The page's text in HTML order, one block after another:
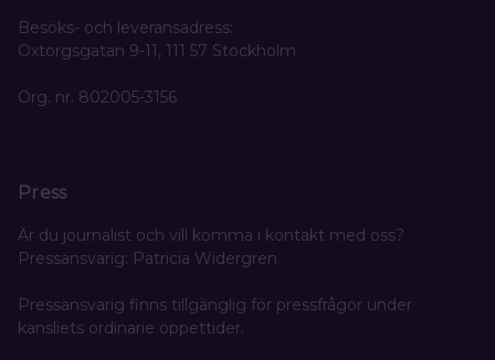
Besöks- och leveransadress:
Oxtorgsgatan 9-11, 111 57 Stockholm
Org. nr. 802005-3156
Press
Är du journalist och vill komma i kontakt med oss?
Pressansvarig: Patricia Widergren
Pressansvarig finns tillgänglig för pressfrågor under
kansliets ordinarie öppettider.